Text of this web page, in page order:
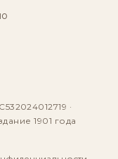
·
1901 года